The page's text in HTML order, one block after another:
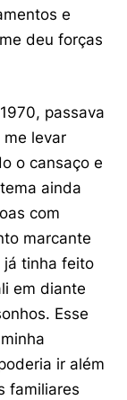
e
deu forças
passava
levar
o cansaço e
ainda
com
marcante
já tinha feito
em diante
Esse
ir além
familiares